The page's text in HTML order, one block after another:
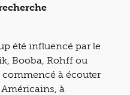
été influencé par le
Booba, Rohff ou
commencé à écouter
à